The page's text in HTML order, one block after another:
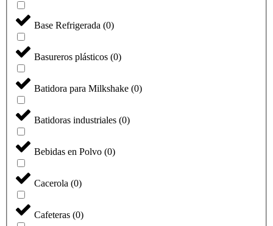
Base Refrigerada (0)
Basureros plásticos (0)
Batidora para Milkshake (0)
Batidoras industriales (0)
Bebidas en Polvo (0)
Cacerola (0)
Cafeteras (0)